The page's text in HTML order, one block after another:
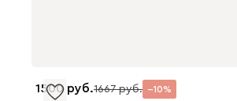
1500 1667 10